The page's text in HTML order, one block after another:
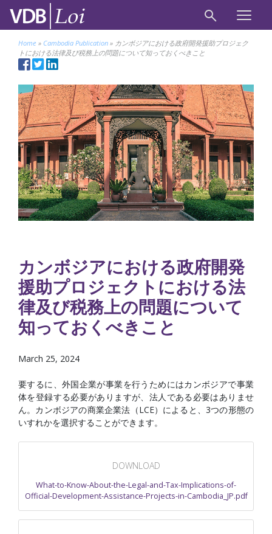
Home » Cambodia Publication » カンボジアにおける政府開発援助プロジェク
トにおける法律及び税務上の問題について知っておくべきこと
カンボジアにおける政府開発
援助プロジェクトにおける法
律及び税務上の問題について
知っておくべきこと
March 25, 2024
要するに、外国企業が事業を行うためにはカンボジアで事業
体を登録する必要がありますが、法人である必要はありませ
ん。カンボジアの商業企業法（LCE）によると、3つの形態の
いすれかを選択することができます。
DOWNLOAD
What-to-Know-About-the-Legal-and-Tax-Implications-of-
Official-Development-Assistance-Projects-in-Cambodia_JP.pdf